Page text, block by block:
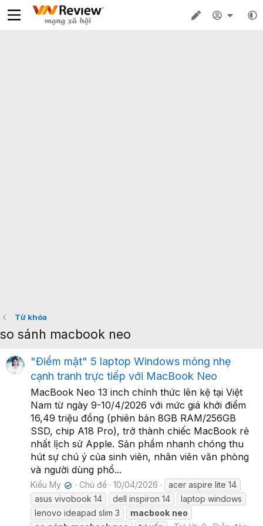
Từ khóa
so sánh macbook neo
"Điểm mặt" 5 laptop Windows mỏng nhẹ
cạnh tranh trực tiếp với MacBook Neo
MacBook Neo 13 inch chính thức lên kệ tại Việt
Nam từ ngày 9-10/4/2026 với mức giá khởi điểm
16,49 triệu đồng (phiên bản 8GB RAM/256GB
SSD, chip A18 Pro), trở thành chiếc MacBook rẻ
nhất lịch sử Apple. Sản phẩm nhanh chóng thu
hút sự chú ý của sinh viên, nhân viên văn phòng
và người dùng phổ...
Kiều My ✔ Chủ đề 10/04/2026
acer aspire lite 14
asus vivobook 14
dell inspiron 14
laptop windows
lenovo ideapad slim 3
macbook neo